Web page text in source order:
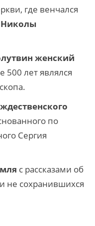
где венчался
женский
500 лет являлся
по
Сергия
с рассказами об
не сохранившихся